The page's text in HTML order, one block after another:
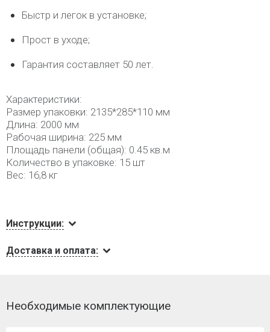
Быстр и легок в установке;
Прост в уходе;
Гарантия составляет 50 лет.
Характеристики:
Размер упаковки: 2135*285*110 мм
Длина: 2000 мм
Рабочая ширина: 225 мм
Площадь панели (общая): 0.45 кв.м
Количество в упаковке: 15 шт
Вес: 16,8 кг
Инструкции:
Доставка и оплата:
Необходимые комплектующие